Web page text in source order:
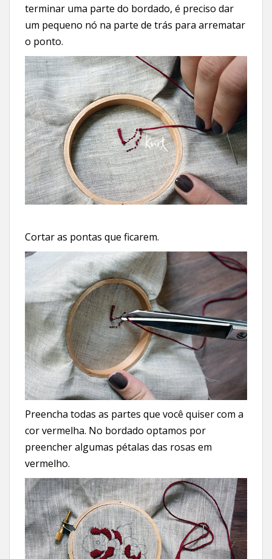
terminar uma parte do bordado, é preciso dar
um pequeno nó na parte de trás para arrematar
o ponto.
Cortar as pontas que ficarem.
Preencha todas as partes que você quiser com a
cor vermelha. No bordado optamos por
preencher algumas pétalas das rosas em
vermelho.